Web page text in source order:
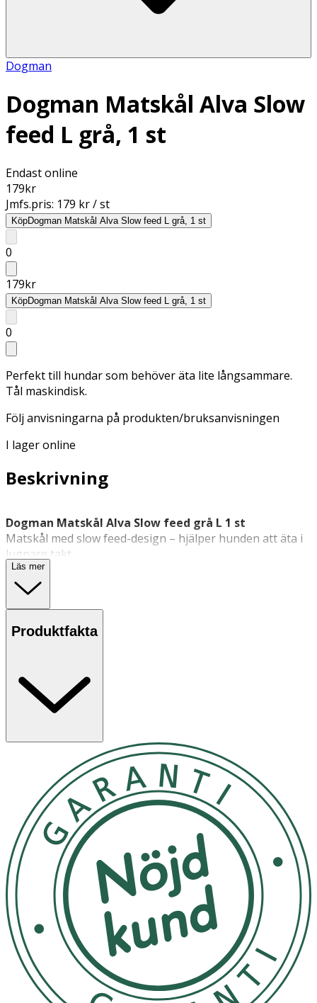
Dogman
Dogman Matskål Alva Slow
feed L grå, 1 st
Endast online
179kr
Jmfs.pris: 179 kr / st
KöpDogman Matskål Alva Slow feed L grå, 1 st
0
179kr
KöpDogman Matskål Alva Slow feed L grå, 1 st
0
Perfekt till hundar som behöver äta lite långsammare.
Tål maskindisk.
Följ anvisningarna på produkten/bruksanvisningen
I lager online
Beskrivning
Dogman Matskål Alva Slow feed grå L 1 st
Matskål med slow feed-design – hjälper hunden att äta i
lugnare takt.
Alva Slow feed från
är en praktisk matskål med slow feed-funktion som är
särskilt utformad för hundar som behöver äta
långsammare. Matskålen rymmer 800 ml och har måtten
· Slow feed-design som främjar långsammare ätande.
· Mått: 25 x 6 cm.
· Tål maskindisk.
· Tillverkad i slitstarkt material.
Användning
· Fyll med foder eller vatten.
· Rengör regelbundet, maskindiskbar.
Förvaring
Förvaras inomhus.
Läs mer
Produktfakta